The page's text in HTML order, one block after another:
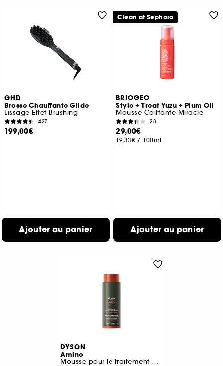
GHD
Brosse Chauffante Glide
Lissage Effet Brushing
427
199,00€
Ajouter au panier
BRIOGEO
Style + Treat Yuzu + Plum Oil
Mousse Coiffante Miracle
28
29,00€
19,33€ / 100ml
Ajouter au panier
Clean at Sephora
DYSON
Amino
Mousse pour le traitement du cuir chevelu recharge